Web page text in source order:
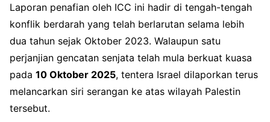
Laporan penafian oleh ICC ini hadir di tengah-tengah
konflik berdarah yang telah berlarutan selama lebih
dua tahun sejak Oktober 2023. Walaupun satu
perjanjian gencatan senjata telah mula berkuat kuasa
pada 10 Oktober 2025, tentera Israel dilaporkan terus
melancarkan siri serangan ke atas wilayah Palestin
tersebut.